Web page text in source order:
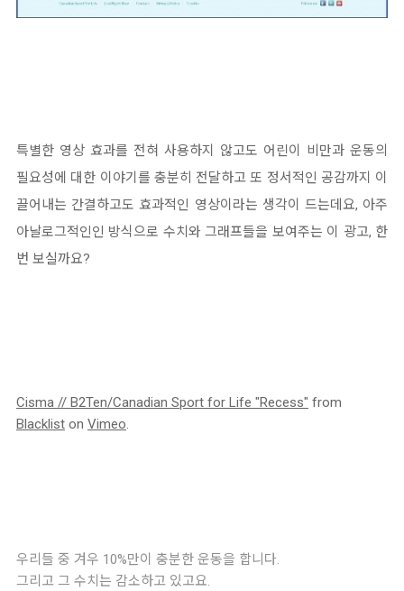
특별한 영상 효과를 전혀 사용하지 않고도 어린이 비만과 운동의
필요성에 대한 이야기를 충분히 전달하고 또 정서적인 공감까지 이
끌어내는 간결하고도 효과적인 영상이라는 생각이 드는데요, 아주
아날로그적인인 방식으로 수치와 그래프들을 보여주는 이 광고, 한
번 보실까요?
Cisma // B2Ten/Canadian Sport for Life "Recess" from
Blacklist on Vimeo.
우리들 중 겨우 10%만이 충분한 운동을 합니다.
그리고 그 수치는 감소하고 있고요.